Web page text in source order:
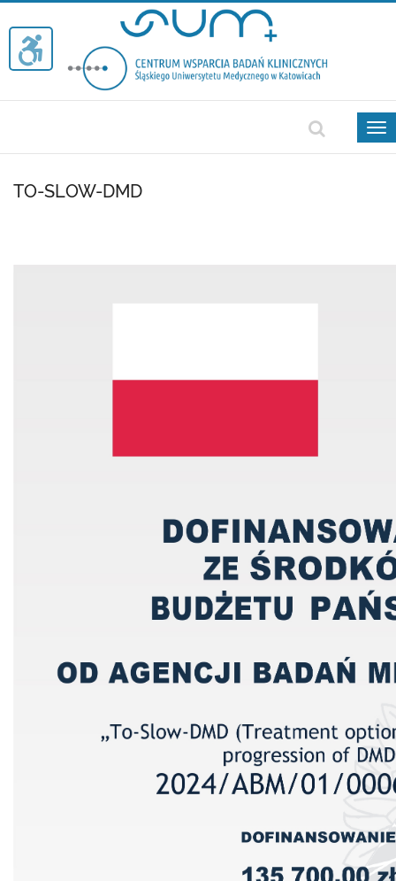
TO-SLOW-DMD